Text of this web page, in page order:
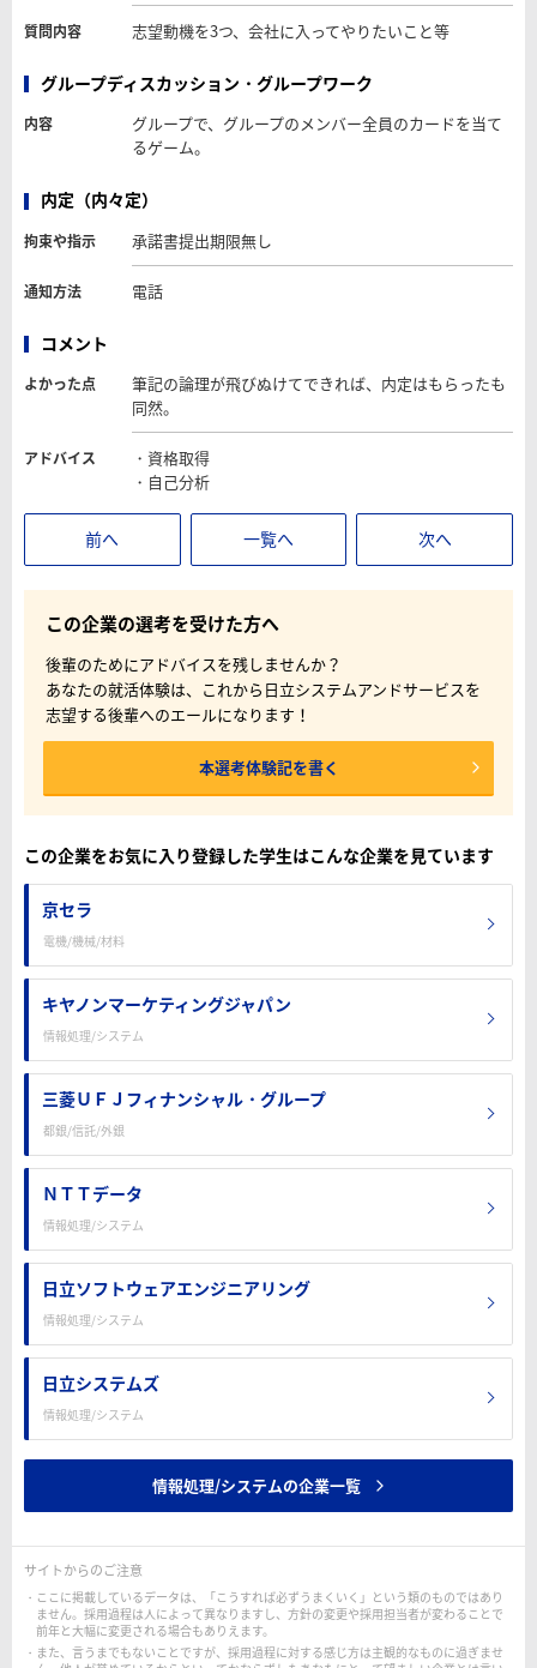
質問内容 志望動機を3つ、会社に入ってやりたいこと等
グループディスカッション・グループワーク
内容
グループで、グループのメンバー全員のカードを当て
るゲーム。
内定（内々定）
拘束や指示 承諾書提出期限無し
通知方法 電話
コメント
よかった点
筆記の論理が飛びぬけてできれば、内定はもらったも
同然。
アドバイス
・資格取得
・自己分析
前へ 一覧へ 次へ
この企業の選考を受けた方へ
後輩のためにアドバイスを残しませんか？
あなたの就活体験は、これから日立システムアンドサービスを
志望する後輩へのエールになります！
本選考体験記を書く
この企業をお気に入り登録した学生はこんな企業を見ています
京セラ
電機/機械/材料
キヤノンマーケティングジャパン
情報処理/システム
三菱ＵＦＪフィナンシャル・グループ
都銀/信託/外銀
ＮＴＴデータ
情報処理/システム
日立ソフトウェアエンジニアリング
情報処理/システム
日立システムズ
情報処理/システム
情報処理/システムの企業一覧
サイトからのご注意
ここに掲載しているデータは、「こうすれば必ずうまくいく」という類のものではあり
ません。採用過程は人によって異なりますし、方針の変更や採用担当者が変わることで
前年と大幅に変更される場合もありえます。
また、言うまでもないことですが、採用過程に対する感じ方は主観的なものに過ぎませ